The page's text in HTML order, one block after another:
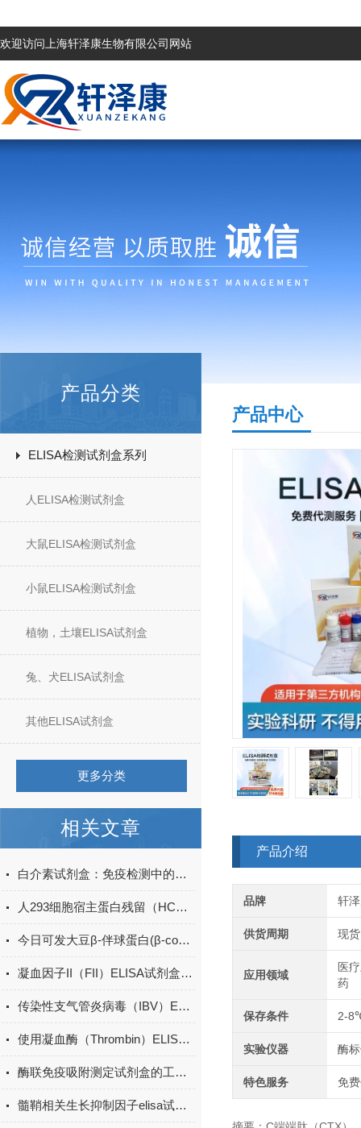
欢迎访问上海轩泽康生物有限公司网站
产品分类
ELISA检测试剂盒系列
人ELISA检测试剂盒
大鼠ELISA检测试剂盒
小鼠ELISA检测试剂盒
植物，土壤ELISA试剂盒
兔、犬ELISA试剂盒
其他ELISA试剂盒
更多分类
相关文章
白介素试剂盒：免疫检测中的关键工具
人293细胞宿主蛋白残留（HCP）ELISA检测试剂盒产品升级
今日可发大豆β-伴球蛋白(β-conglycinin)ELISA试剂盒＠科研
凝血因子II（FII）ELISA试剂盒的储存条件
传染性支气管炎病毒（IBV）ELISA定性
使用凝血酶（Thrombin）ELISA试剂盒时，需要注意哪些关键步骤？
酶联免疫吸附测定试剂盒的工作原理与应用
髓鞘相关生长抑制因子elisa试剂盒原理
产品中心
产品介绍
品牌 轩
供货周期 现货
应用领域
医
药
保存条件 2-
实验仪器 酶
特色服务 免